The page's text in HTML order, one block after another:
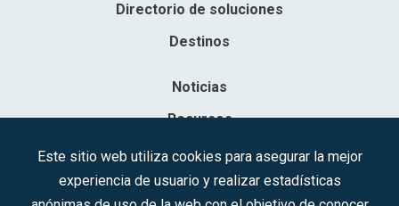
Directorio de soluciones
Destinos
Noticias
Recursos
Contacto
Sociedad Mercantil Estatal para la Gestión de la Innovación y las
Este sitio web utiliza cookies para asegurar la mejor
experiencia de usuario y realizar estadísticas